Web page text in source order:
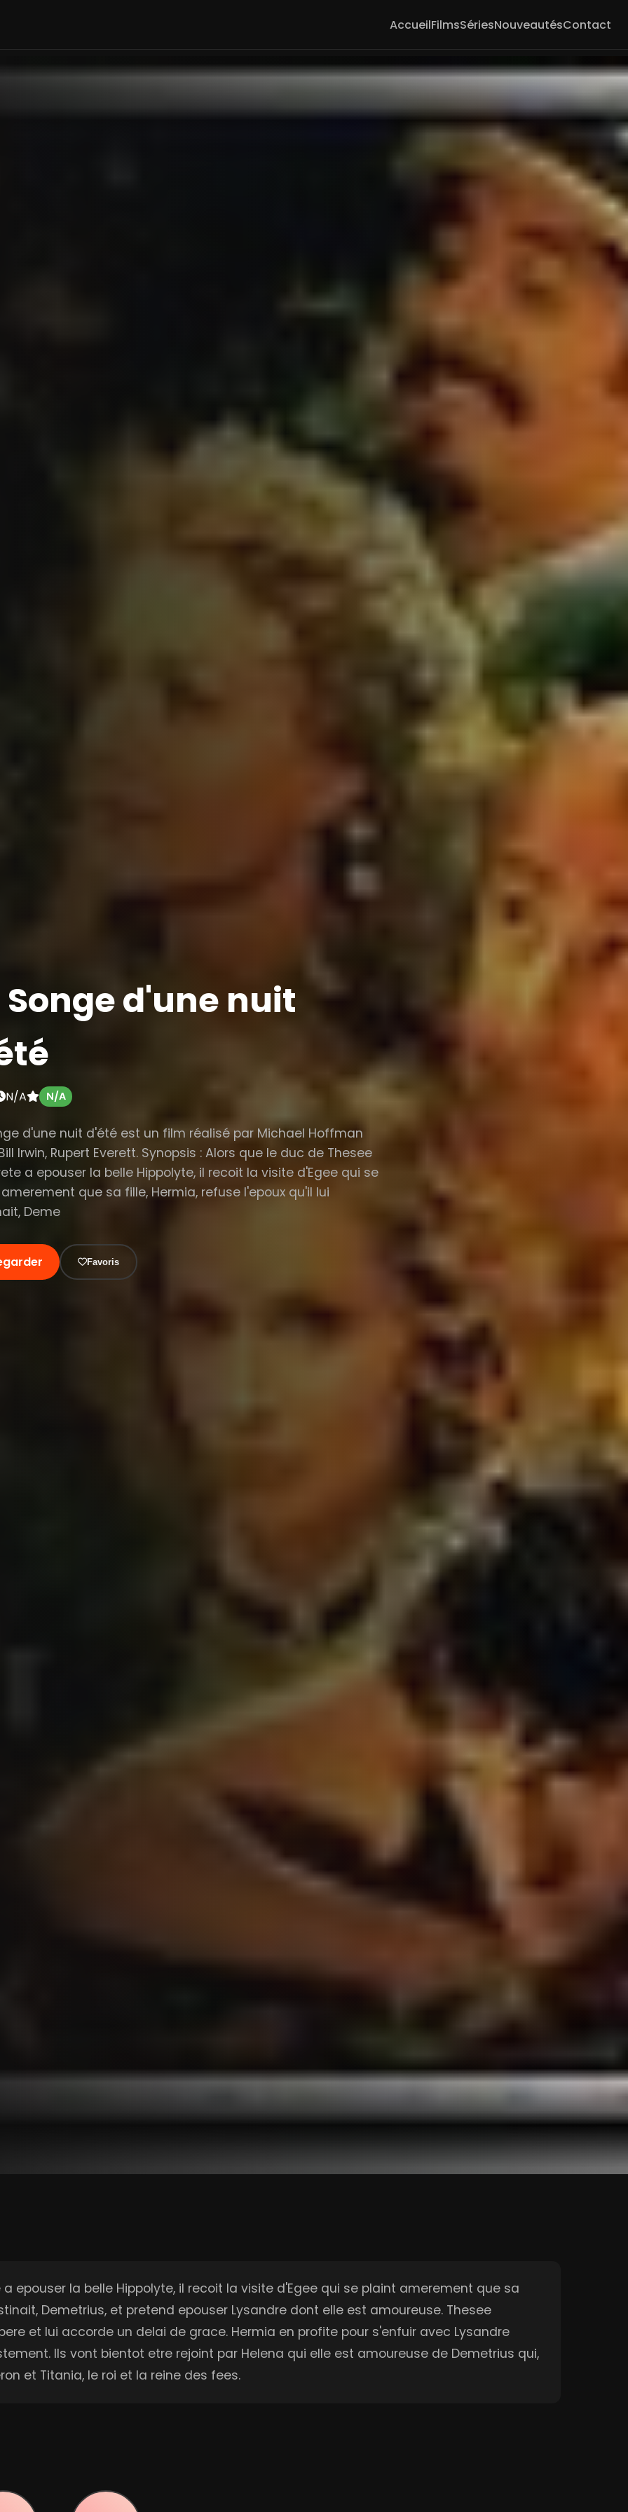
AccueilFilmsSériesNouveautésContact
Songe d'une nuit
N/A N/A
d'une nuit d'été est un film réalisé par Michael Hoffman
Irwin, Rupert Everett. Synopsis : Alors que le duc de Thesee
a epouser la belle Hippolyte, il recoit la visite d'Egee qui se
que sa fille, Hermia, refuse l'epoux qu'il lui
Deme
Favoris
epouser la belle Hippolyte, il recoit la visite d'Egee qui se plaint amerement que sa
Demetrius, et pretend epouser Lysandre dont elle est amoureuse. Thesee
et lui accorde un delai de grace. Hermia en profite pour s'enfuir avec Lysandre
Ils vont bientot etre rejoint par Helena qui elle est amoureuse de Demetrius qui,
et Titania, le roi et la reine des fees.